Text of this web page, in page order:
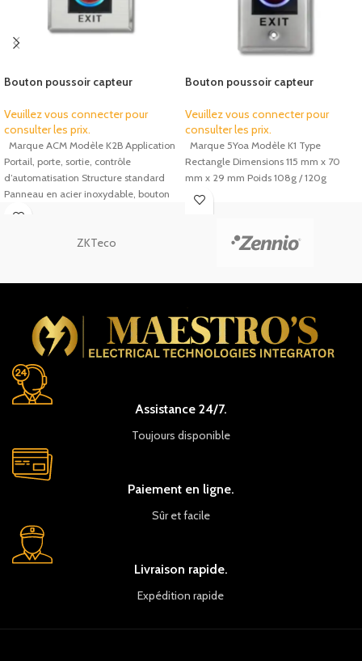
Bouton poussoir capteur
ACM K2B LED
Veuillez vous connecter pour
consulter les prix.
Marque ACM Modèle K2B Application
Portail, porte, sortie, contrôle
d’automatisation Structure standard
Panneau en acier inoxydable, bouton
en acier
Bouton poussoir capteur
5Yoa K1 LED
Veuillez vous connecter pour
consulter les prix.
Marque 5Yoa Modèle K1 Type
Rectangle Dimensions 115 mm x 70
mm x 29 mm Poids 108g / 120g
ZKTeco
Assistance 24/7.
Toujours disponible
Paiement en ligne.
Sûr et facile
Livraison rapide.
Expédition rapide